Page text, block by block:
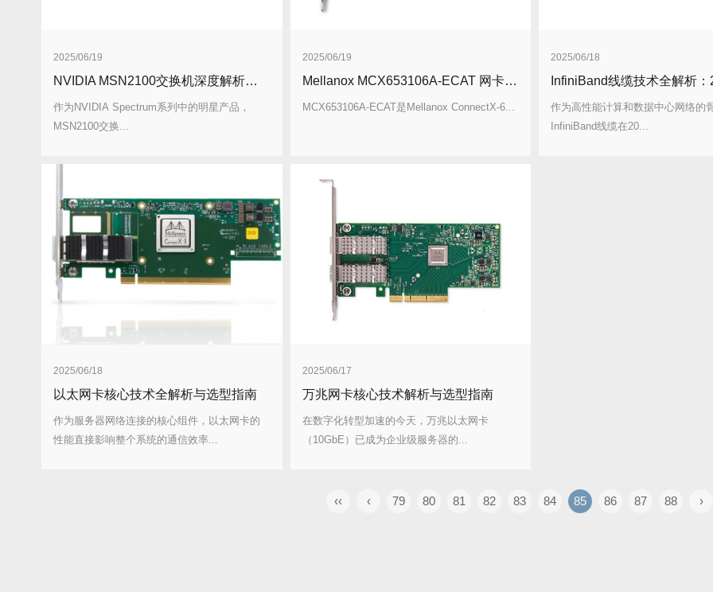
2025/06/19
NVIDIA MSN2100交换机深度解析与应用指南
作为NVIDIA Spectrum系列中的明星产品，
MSN2100交换...
2025/06/19
Mellanox MCX653106A-ECAT 网卡深度解析
MCX653106A-ECAT是Mellanox ConnectX-6...
2025/06/18
作为高性能计算和数据中心网络的
InfiniBand线缆在20...
2025/06/18
以太网卡核心技术全解析与选型指南
作为服务器网络连接的核心组件，以太网卡的
性能直接影响整个系统的通信效率...
2025/06/17
万兆网卡核心技术解析与选型指南
在数字化转型加速的今天，万兆以太网卡
（10GbE）已成为企业级服务器的...
‹‹ ‹ 79 80 81 82 83 84 85 86 87 88 ›